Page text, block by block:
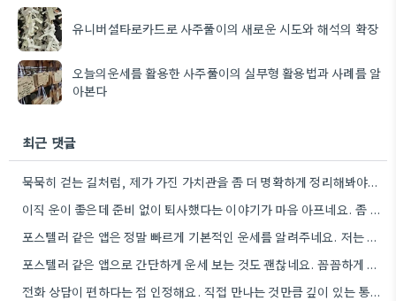
유니버셜타로카드로 사주풀이의 새로운 시도와 해석의 확장
오늘의운세를 활용한 사주풀이의 실무형 활용법과 사례를 알
아본다
최근 댓글
묵묵히 걷는 길처럼, 제가 가진 가치관을 좀 더 명확하게 정리해봐야겠어요.
이직 운이 좋은데 준비 없이 퇴사했다는 이야기가 마음 아프네요. 좀 더 신중하게 상황을 판단해야 할…
포스텔러 같은 앱은 정말 빠르게 기본적인 운세를 알려주네요. 저는 운세 보는 것보다, 앞으로의 계획을 세울…
포스텔러 같은 앱으로 간단하게 운세 보는 것도 괜찮네요. 꼼꼼하게 분석하기 전에 먼저 방향 잡기가 좋겠어요.
전화 상담이 편하다는 점 인정해요. 직접 만나는 것만큼 깊이 있는 통찰력을 얻기는 어려울 것 같아요.